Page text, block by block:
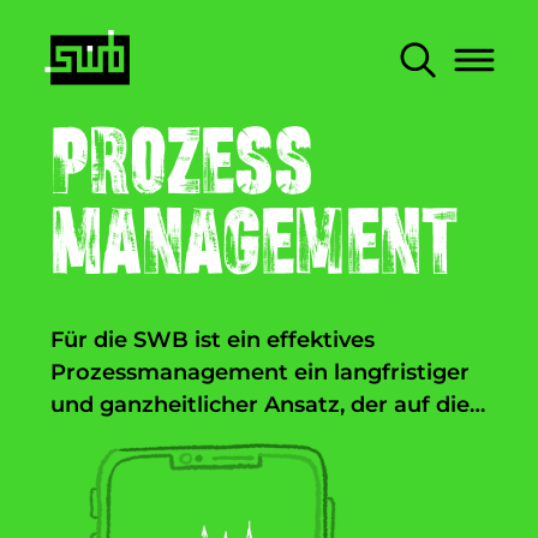
Prozess
Management
Für die SWB ist ein effektives
Prozessmanagement ein langfristiger
und ganzheitlicher Ansatz, der auf die
systematische Identifikation,
Dokumentation, Analyse, Optimierung,
Steuerung und kontinuierliche
Durch klare Verantwortlichkeiten,
strukturierte Regeln und effiziente